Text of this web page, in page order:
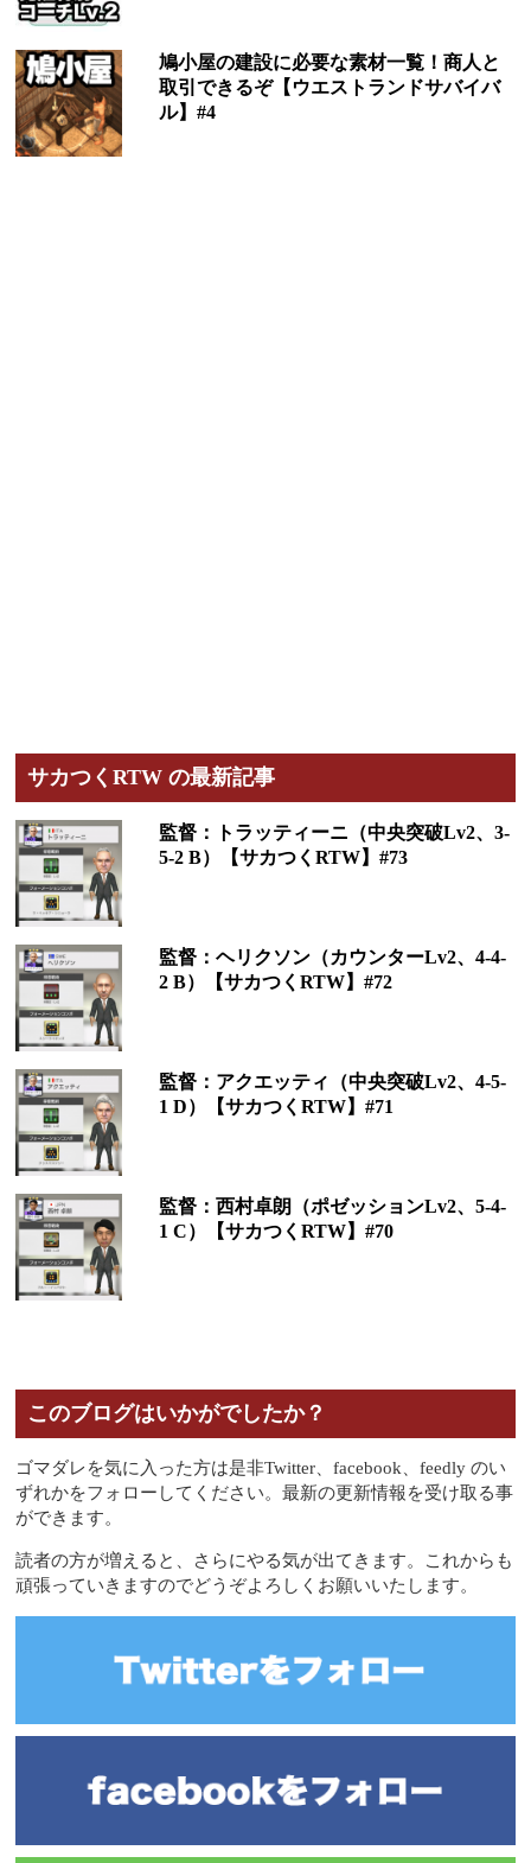
鳩小屋の建設に必要な素材一覧！商人と
取引できるぞ【ウエストランドサバイバ
ル】#4
サカつくRTW の最新記事
監督：トラッティーニ（中央突破Lv2、3-
5-2 B）【サカつくRTW】#73
監督：ヘリクソン（カウンターLv2、4-4-
2 B）【サカつくRTW】#72
監督：アクエッティ（中央突破Lv2、4-5-
1 D）【サカつくRTW】#71
監督：西村卓朗（ポゼッションLv2、5-4-
1 C）【サカつくRTW】#70
このブログはいかがでしたか？
ゴマダレを気に入った方は是非Twitter、facebook、feedly のい
ずれかをフォローしてください。最新の更新情報を受け取る事
ができます。
読者の方が増えると、さらにやる気が出てきます。これからも
頑張っていきますのでどうぞよろしくお願いいたします。